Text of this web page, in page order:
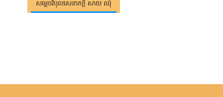
សម្តេចវិបុលសេនាភក្តី សាយ ឈុំ